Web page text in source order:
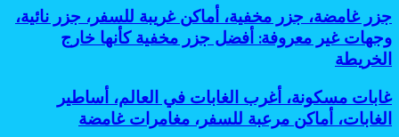
الأرض:
أسرار
مذهلة
قديمة
مخفية
تحت
أماكن
خطيرة
للسفر:
أفضل
مغامرات
مذهلة
لعشاق
نائية،
سفر
المغامرات،
أماكن
رحلات
استكشافية:
جزر
غامضة،
جزر
مخفية،
غريبة
للسفر،
جزر غامضة، جزر مخفية، أماكن غريبة للسفر، جزر نائية،
وجهات غير معروفة: أفضل جزر مخفية كأنها خارج
الخريطة
غابات
مسكونة،
أغرب
غابات مسكونة، أغرب الغابات في العالم، أساطير
الغابات، أماكن مرعبة للسفر، مغامرات غامضة